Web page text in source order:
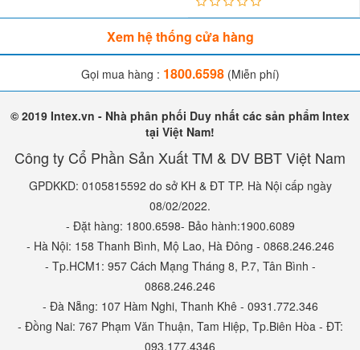
Xem hệ thống cửa hàng
Gọi mua hàng : 1800.6598(Miễn phí)
© 2019 Intex.vn - Nhà phân phối Duy nhất các sản phẩm Intex
tại Việt Nam!
Công ty Cổ Phần Sản Xuất TM & DV BBT Việt Nam
GPDKKD: 0105815592 do sở KH & ĐT TP. Hà Nội cấp ngày
08/02/2022.
- Đặt hàng: 1800.6598- Bảo hành:1900.6089
- Hà Nội: 158 Thanh Bình, Mộ Lao, Hà Đông - 0868.246.246
- Tp.HCM1: 957 Cách Mạng Tháng 8, P.7, Tân Bình -
0868.246.246
- Đà Nẵng: 107 Hàm Nghi, Thanh Khê - 0931.772.346
- Đồng Nai: 767 Phạm Văn Thuận, Tam Hiệp, Tp.Biên Hòa - ĐT:
093.177.4346